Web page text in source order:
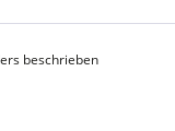
beschrieben